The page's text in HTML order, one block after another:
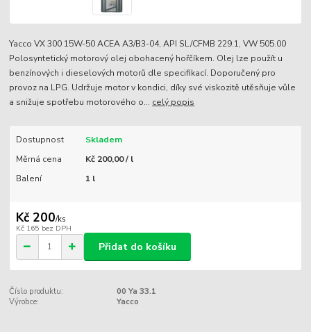
Yacco VX 300 15W-50 ACEA A3/B3-04, API SL/CFMB 229.1, VW 505.00
Polosyntetický motorový olej obohacený hořčíkem. Olej lze použít u
benzínových i dieselových motorů dle specifikací. Doporučený pro
provoz na LPG. Udržuje motor v kondici, díky své viskozitě utěsňuje vůle
a snižuje spotřebu motorového o... celý popis
Dostupnost
Skladem
Měrná cena
Kč 200,00 / l
Balení
1 l
Kč 200/ks
Kč 165 bez DPH
Přidat do košíku
Číslo produktu:
00 Ya 33.1
Výrobce:
Yacco